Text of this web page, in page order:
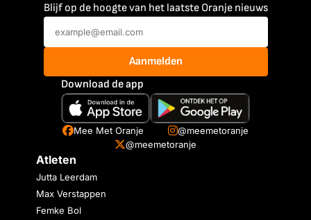
Blijf op de hoogte van het laatste Oranje nieuws
Aanmelden
Download de app
Mee Met Oranje
@meemetoranje
@meemetoranje
Atleten
Jutta Leerdam
Max Verstappen
Femke Bol